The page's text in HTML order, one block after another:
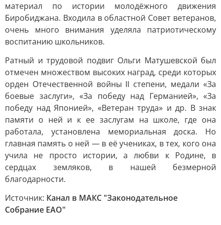
материал по истории молодёжного движения
Биробиджана. Входила в областной Совет ветеранов,
очень много внимания уделяла патриотическому
воспитанию школьников.
Ратный и трудовой подвиг Ольги Матушевской был
отмечен множеством высоких наград, среди которых
орден Отечественной войны II степени, медали «За
боевые заслуги», «За победу над Германией», «За
победу над Японией», «Ветеран труда» и др. В знак
памяти о ней и к ее заслугам на школе, где она
работала, установлена мемориальная доска. Но
главная память о ней — в её учениках, в тех, кого она
учила не просто истории, а любви к Родине, в
сердцах земляков, в нашей безмерной
благодарности.
Источник: Канал в МАКС "Законодательное
Собрание ЕАО"